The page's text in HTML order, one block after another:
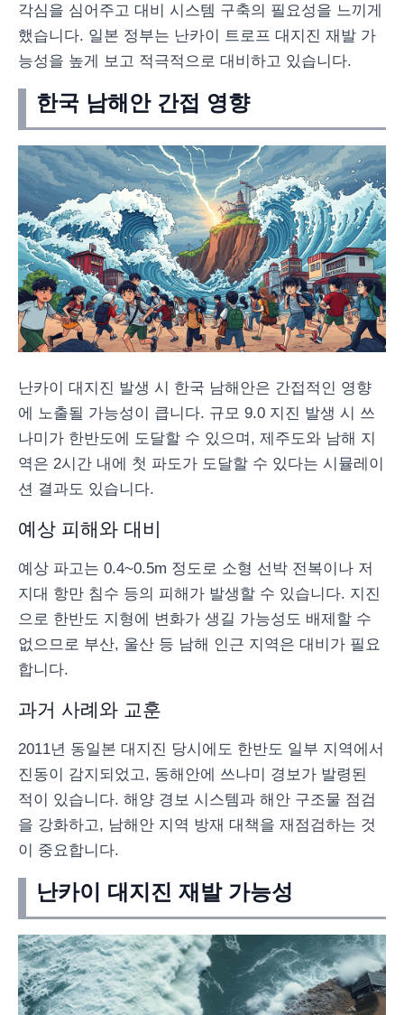
각심을 심어주고 대비 시스템 구축의 필요성을 느끼게
했습니다. 일본 정부는 난카이 트로프 대지진 재발 가
능성을 높게 보고 적극적으로 대비하고 있습니다.
한국 남해안 간접 영향
난카이 대지진 발생 시 한국 남해안은 간접적인 영향
에 노출될 가능성이 큽니다. 규모 9.0 지진 발생 시 쓰
나미가 한반도에 도달할 수 있으며, 제주도와 남해 지
역은 2시간 내에 첫 파도가 도달할 수 있다는 시뮬레이
션 결과도 있습니다.
예상 피해와 대비
예상 파고는 0.4~0.5m 정도로 소형 선박 전복이나 저
지대 항만 침수 등의 피해가 발생할 수 있습니다. 지진
으로 한반도 지형에 변화가 생길 가능성도 배제할 수
없으므로 부산, 울산 등 남해 인근 지역은 대비가 필요
합니다.
과거 사례와 교훈
2011년 동일본 대지진 당시에도 한반도 일부 지역에서
진동이 감지되었고, 동해안에 쓰나미 경보가 발령된
적이 있습니다. 해양 경보 시스템과 해안 구조물 점검
을 강화하고, 남해안 지역 방재 대책을 재점검하는 것
이 중요합니다.
난카이 대지진 재발 가능성